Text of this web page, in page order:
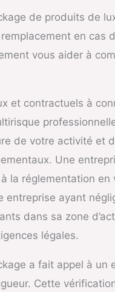
de produits de
en
vous aider à
et contractuels à
de votre activité et
Une
la réglementation
ayant
dans sa zone
légales.
a fait appel à un
Cette